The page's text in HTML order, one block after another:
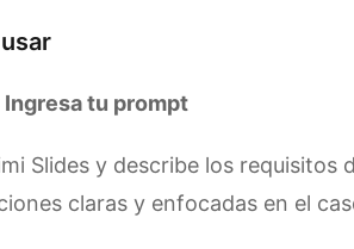
Ingresa tu prompt
Slides y describe los
claras y enfocadas en el